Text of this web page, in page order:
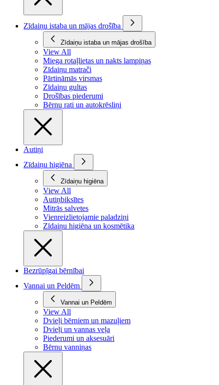
Zīdaiņu istaba un mājas drošība
Zīdaiņu istaba un mājas drošība
View All
Miega rotaļlietas un nakts lampiņas
Zīdaiņu matrači
Pārtināmās virsmas
Zīdaiņu gultas
Drošības piederumi
Bērnu rati un autokrēsliņi
Autiņi
Zīdaiņu higiēna
Zīdaiņu higiēna
View All
Autiņbiksītes
Mitrās salvetes
Vienreizlietojamie paladziņi
Zīdaiņu higiēna un kosmētika
Bezrūpīgai bērnībai
Vannai un Peldēm
Vannai un Peldēm
View All
Dvieļi bērniem un mazuļiem
Dvieļi un vannas veļa
Piederumi un aksesuāri
Bērnu vanniņas